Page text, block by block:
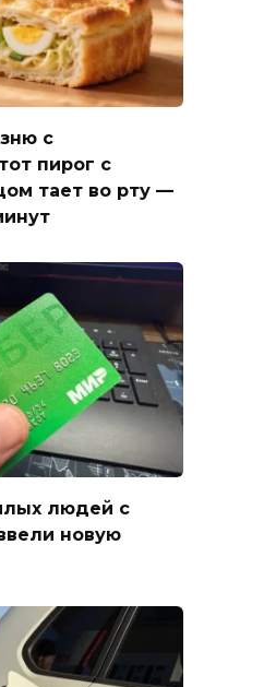
с
пирог с
тает во рту —
людей с
новую